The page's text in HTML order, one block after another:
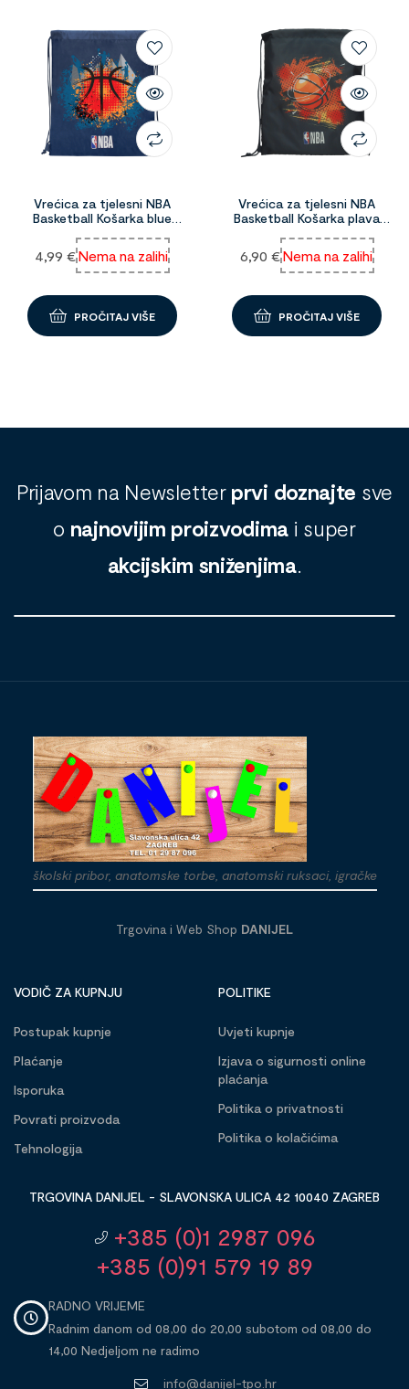
Vrećica za tjelesni NBA
Basketball Košarka blue
4,99 €Nema na zalihi
PROČITAJ VIŠE
Vrećica za tjelesni NBA
Basketball Košarka plava
6,90 €Nema na zalihi
PROČITAJ VIŠE
Prijavom na Newsletter prvi doznajte sve
o najnovijim proizvodima i super
akcijskim sniženjima.
školski pribor, anatomske torbe, anatomski ruksaci, igračke
Trgovina i Web Shop DANIJEL
VODIČ ZA KUPNJU
Postupak kupnje
Plaćanje
Isporuka
Povrati proizvoda
Tehnologija
POLITIKE
Uvjeti kupnje
Izjava o sigurnosti online
plaćanja
Politika o privatnosti
Politika o kolačićima
TRGOVINA DANIJEL - SLAVONSKA ULICA 42 10040 ZAGREB
+385 (0)1 2987 096
+385 (0)91 579 19 89
RADNO VRIJEME
Radnim danom od 08,00 do 20,00 subotom od 08,00 do
14,00 Nedjeljom ne radimo
info@danijel-tpo.hr